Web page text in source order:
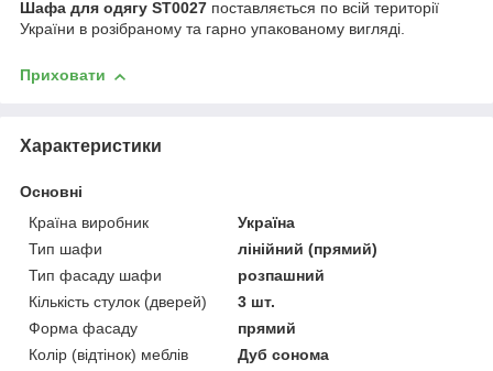
Шафа для одягу ST0027 поставляється по всій території
України в розібраному та гарно упакованому вигляді.
Приховати
Характеристики
Основні
Країна виробник
Україна
Тип шафи
лінійний (прямий)
Тип фасаду шафи
розпашний
Кількість стулок (дверей)
3 шт.
Форма фасаду
прямий
Колір (відтінок) меблів
Дуб сонома